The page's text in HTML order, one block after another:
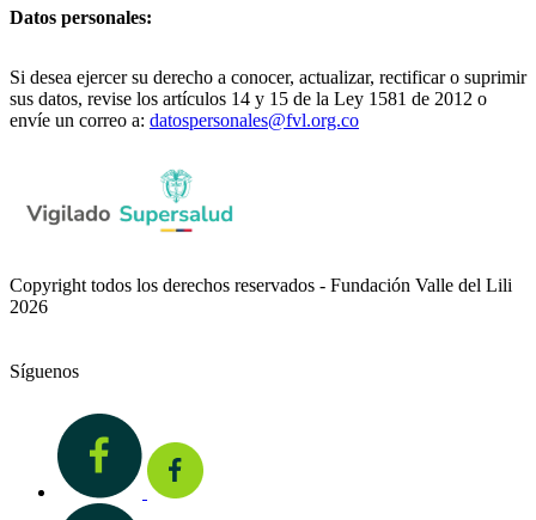
Datos personales:
Si desea ejercer su derecho a conocer, actualizar, rectificar o suprimir
sus datos, revise los artículos 14 y 15 de la Ley 1581 de 2012 o
envíe un correo a: datospersonales@fvl.org.co
Copyright todos los derechos reservados - Fundación Valle del Lili
2026
Síguenos